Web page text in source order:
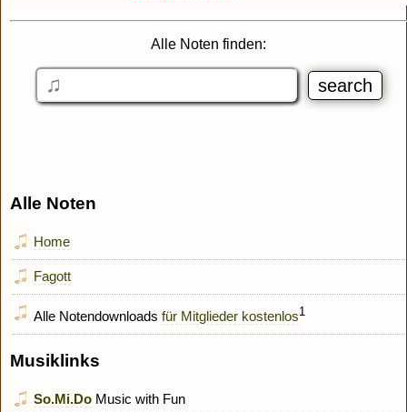
Alle Noten finden:
Alle Noten
Home
Fagott
Alle Notendownloads für Mitglieder kostenlos1
Musiklinks
So.Mi.Do Music with Fun